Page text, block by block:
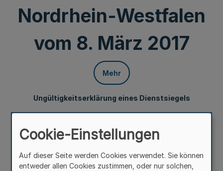
Nordrhein-Westfalen
vom 8. März 2017
Mehr
Ungültigkeitserklärung eines Dienstsiegels
vom 8. März 2017
Die Dienstsiegel Nr. 1 und Nr. 2 der Unfallkasse Nordrhein-
Cookie-Einstellungen
Auf dieser Seite werden Cookies verwendet. Sie können
entweder allen Cookies zustimmen, oder nur solchen,